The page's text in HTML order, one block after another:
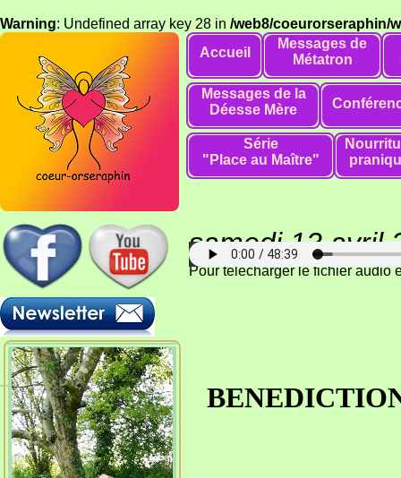
Warning: Undefined array key 28 in /web8/coeurorseraphin/
Accueil
Messages de
Métatron
Messages de la
Déesse Mère
Série
"Place au Maître"
samedi 13 avril
Pour télécharger le fichier audio